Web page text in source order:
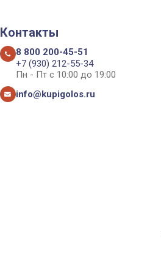
Контакты
8 800 200-45-51
+7 (930) 212-55-34
Пн - Пт с 10:00 до 19:00
info@kupigolos.ru